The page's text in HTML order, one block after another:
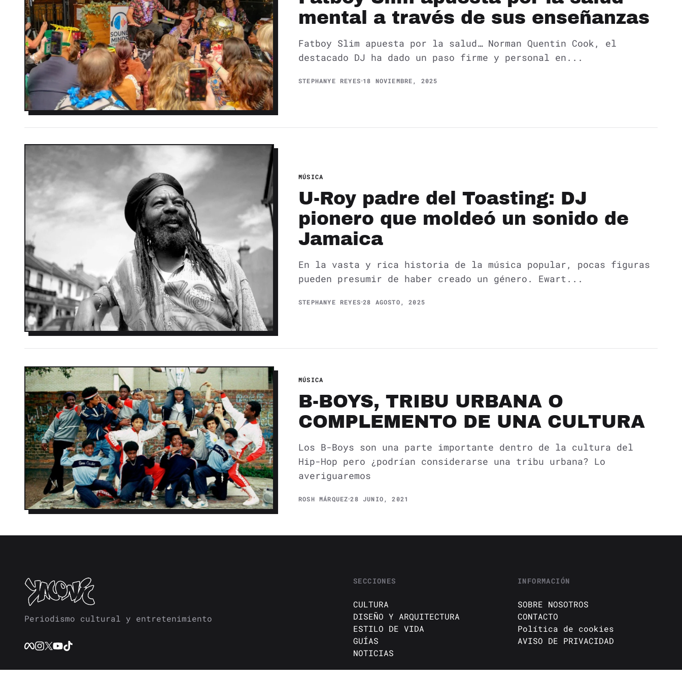
mental a través de sus enseñanzas
Fatboy Slim apuesta por la salud… Norman Quentin Cook, el
destacado DJ ha dado un paso firme y personal en...
STEPHANYE REYES 18 NOVIEMBRE, 2025
MÚSICA
U-Roy padre del Toasting: DJ
pionero que moldeó un sonido de
Jamaica
En la vasta y rica historia de la música popular, pocas figuras
pueden presumir de haber creado un género. Ewart...
STEPHANYE REYES 28 AGOSTO, 2025
MÚSICA
B-BOYS, TRIBU URBANA O
COMPLEMENTO DE UNA CULTURA
Los B-Boys son una parte importante dentro de la cultura del
Hip-Hop pero ¿podrían considerarse una tribu urbana? Lo
averiguaremos
ROSH MÁRQUEZ 28 JUNIO, 2021
Periodismo cultural y entretenimiento
SECCIONES
CULTURA
DISEÑO Y ARQUITECTURA
ESTILO DE VIDA
GUÍAS
NOTICIAS
INFORMACIÓN
SOBRE NOSOTROS
CONTACTO
Política de cookies
AVISO DE PRIVACIDAD